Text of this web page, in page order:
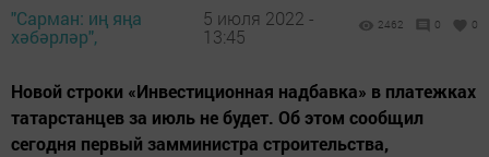
"Сарман: иң яңа
хәбәрләр",
5 июля 2022 -
13:45
2462 0 0
Новой строки «Инвестиционная надбавка» в платежках
татарстанцев за июль не будет. Об этом сообщил
сегодня первый замминистра строительства,